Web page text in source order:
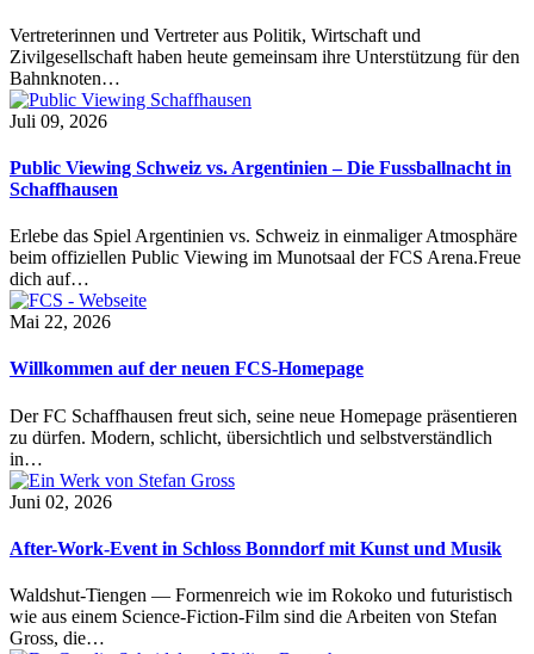
Vertreterinnen und Vertreter aus Politik, Wirtschaft und
Zivilgesellschaft haben heute gemeinsam ihre Unterstützung für den
Bahnknoten…
Juli 09, 2026
Public Viewing Schweiz vs. Argentinien – Die Fussballnacht in
Schaffhausen
Erlebe das Spiel Argentinien vs. Schweiz in einmaliger Atmosphäre
beim offiziellen Public Viewing im Munotsaal der FCS Arena.Freue
dich auf…
Mai 22, 2026
Willkommen auf der neuen FCS-Homepage
Der FC Schaffhausen freut sich, seine neue Homepage präsentieren
zu dürfen. Modern, schlicht, übersichtlich und selbstverständlich
in…
Juni 02, 2026
After-Work-Event in Schloss Bonndorf mit Kunst und Musik
Waldshut-Tiengen — Formenreich wie im Rokoko und futuristisch
wie aus einem Science-Fiction-Film sind die Arbeiten von Stefan
Gross, die…